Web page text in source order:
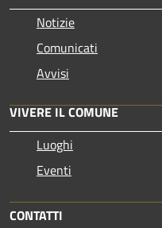
Notizie
Comunicati
Avvisi
VIVERE IL COMUNE
Luoghi
Eventi
CONTATTI